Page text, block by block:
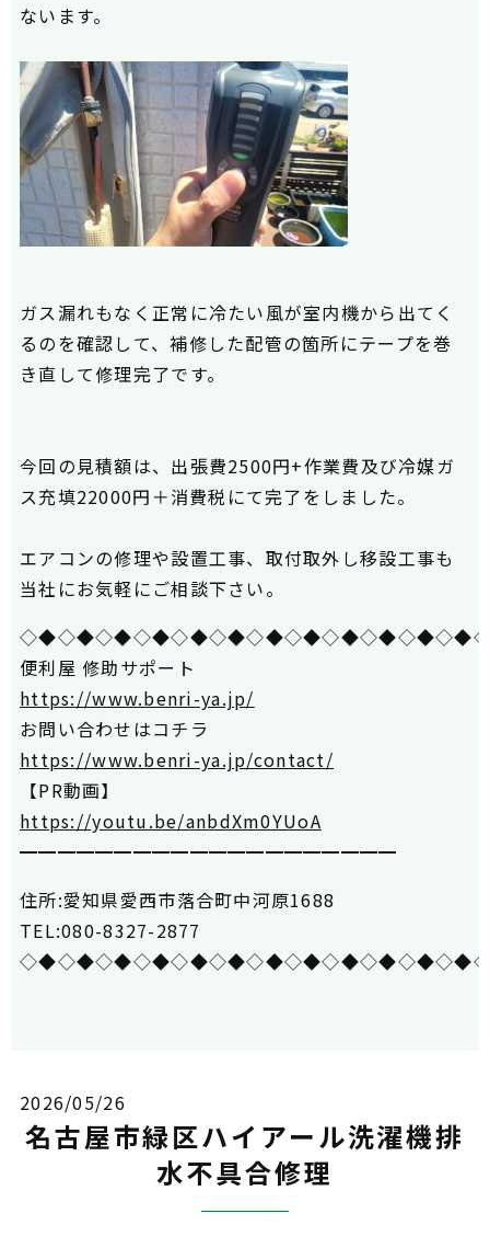
ないます。
ガス漏れもなく正常に冷たい風が室内機から出てく
るのを確認して、補修した配管の箇所にテープを巻
き直して修理完了です。
今回の見積額は、出張費2500円+作業費及び冷媒ガ
ス充填22000円＋消費税にて完了をしました。
エアコンの修理や設置工事、取付取外し移設工事も
当社にお気軽にご相談下さい。
便利屋 修助サポート
https://www.benri-ya.jp/
お問い合わせはコチラ
https://www.benri-ya.jp/contact/
【PR動画】
https://youtu.be/anbdXm0YUoA
━━━━━━━━━━━━━━━━━━━━
住所:愛知県愛西市落合町中河原1688
TEL:080-8327-2877
2026/05/26
名古屋市緑区ハイアール洗濯機排
水不具合修理